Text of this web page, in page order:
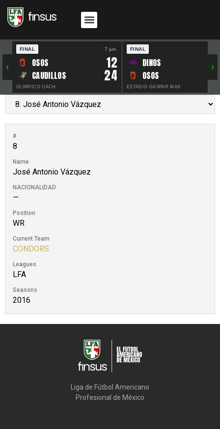
‹
FINAL 7 jun.
OSOS 12
CAUDILLOS 24
OLÍMPICO UACH
FINAL
DINOS
OSOS
ESTADIO GASPAR MAS
›
#
8
Name
José Antonio Vázquez
NACIONALIDAD
—
Position
WR
Current Team
CONDORS
Leagues
LFA
Seasons
2016
Liga de Fútbol Americano
Profesional de México